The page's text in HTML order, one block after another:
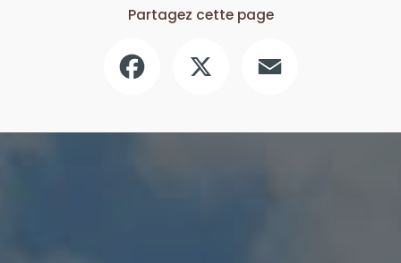
Partagez cette page